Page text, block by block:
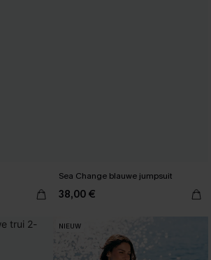
Sea Change blauwe jumpsuit
38,00 €
NIEUW